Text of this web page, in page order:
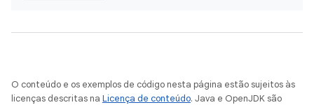
O conteúdo e os exemplos de código nesta página estão sujeitos às
licenças descritas na Licença de conteúdo. Java e OpenJDK são